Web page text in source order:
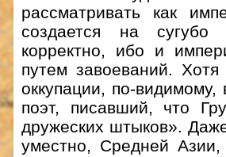
рассматривать как
создается на
корректно, ибо и
путем завоеваний.
оккупации, по-
поэт, писавший, что
дружеских штыков».
уместно, Средней Азии,